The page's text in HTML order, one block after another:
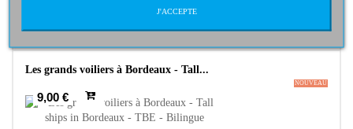
Les grands voiliers à Bordeaux - Tall...
NOUVEAU
9,00 €
J'ACCEPTE